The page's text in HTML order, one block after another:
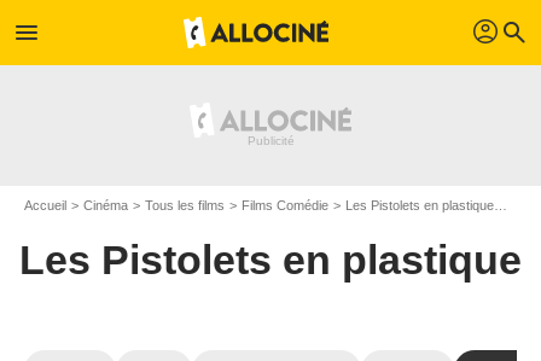
menu profil search
Accueil Cinéma Tous les films Films Comédie Les Pistolets en plastique
Les Pistolets en plastique